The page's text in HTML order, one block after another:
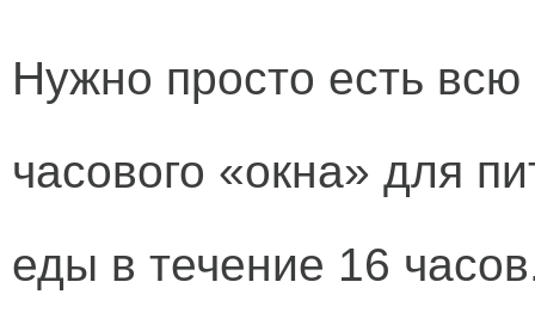
Нужно просто есть
часового «окна» для
еды в течение 16